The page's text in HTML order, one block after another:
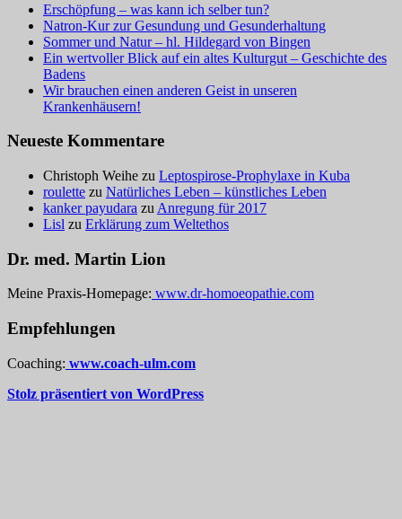
Erschöpfung – was kann ich selber tun?
Natron-Kur zur Gesundung und Gesunderhaltung
Sommer und Natur – hl. Hildegard von Bingen
Ein wertvoller Blick auf ein altes Kulturgut – Geschichte des
Badens
Wir brauchen einen anderen Geist in unseren
Krankenhäusern!
Neueste Kommentare
Christoph Weihe zu Leptospirose-Prophylaxe in Kuba
roulette zu Natürliches Leben – künstliches Leben
kanker payudara zu Anregung für 2017
Lisl zu Erklärung zum Weltethos
Dr. med. Martin Lion
Meine Praxis-Homepage: www.dr-homoeopathie.com
Empfehlungen
Coaching: www.coach-ulm.com
Stolz präsentiert von WordPress